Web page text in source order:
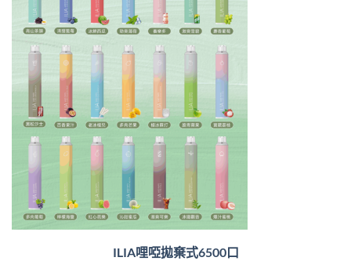
ILIA哩啞拋棄式6500口